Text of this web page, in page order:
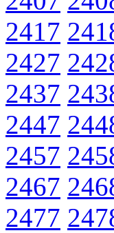
2417
2427
2437
2447
2457
2467
2477